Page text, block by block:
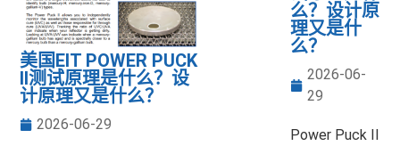
美国EIT POWER PUCK
II测试原理是什么？设
计原理又是什么？
2026-06-29
么？设计原
理又是什
么？
2026-06-
29
Power Puck II